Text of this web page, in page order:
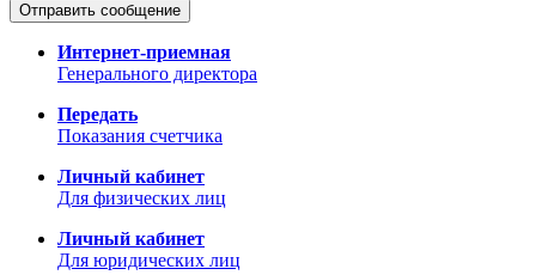
Отправить сообщение
Интернет-приемная
Генерального директора
Передать
Показания счетчика
Личный кабинет
Для физических лиц
Личный кабинет
Для юридических лиц